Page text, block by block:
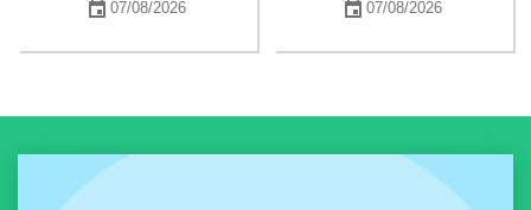
07/08/2026 07/08/2026